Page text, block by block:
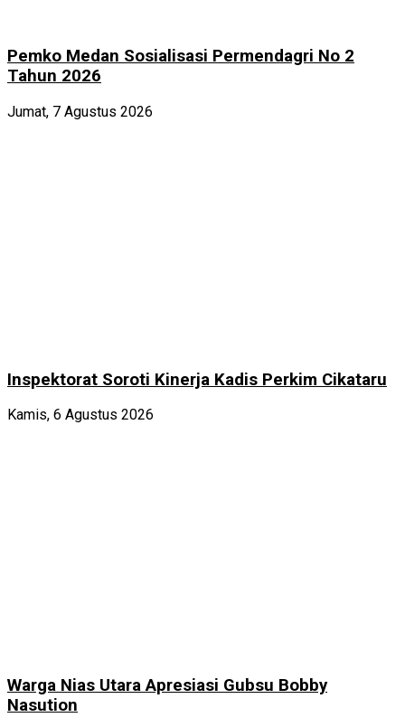
Pemko Medan Sosialisasi Permendagri No 2
Tahun 2026
Jumat, 7 Agustus 2026
Inspektorat Soroti Kinerja Kadis Perkim Cikataru
Kamis, 6 Agustus 2026
Warga Nias Utara Apresiasi Gubsu Bobby
Nasution